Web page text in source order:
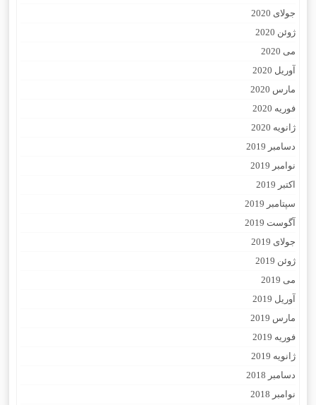
جولای 2020
ژوئن 2020
می 2020
آوریل 2020
مارس 2020
فوریه 2020
ژانویه 2020
دسامبر 2019
نوامبر 2019
اکتبر 2019
سپتامبر 2019
آگوست 2019
جولای 2019
ژوئن 2019
می 2019
آوریل 2019
مارس 2019
فوریه 2019
ژانویه 2019
دسامبر 2018
نوامبر 2018